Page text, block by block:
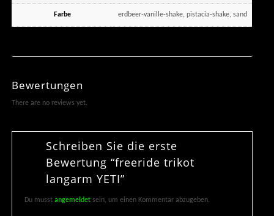
Farbe erdbeer-vanille-shake, pistacia-shake, sand
Bewertungen
There are no reviews yet.
Schreiben Sie die erste
Bewertung “freeride trikot
langarm YETI”
Du musst angemeldetsein, um einen Kommentar abzugeben.